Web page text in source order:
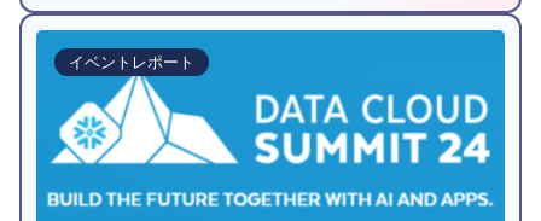
する内容を同じく速報でお届けします。
イベントレポート